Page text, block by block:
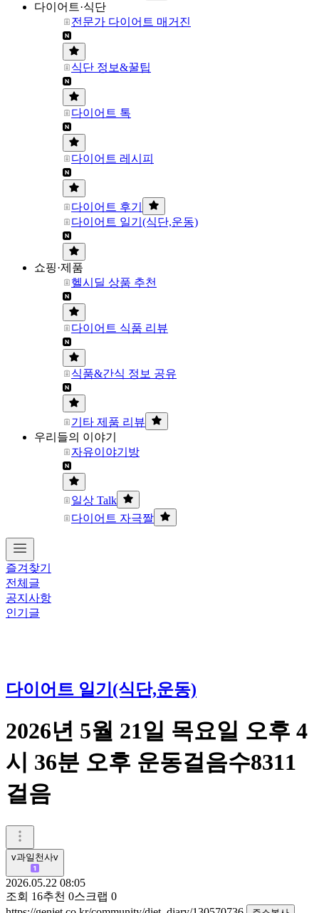
다이어트·식단
전문가 다이어트 매거진
식단 정보&꿀팁
다이어트 톡
다이어트 레시피
다이어트 후기
다이어트 일기(식단,운동)
쇼핑·제품
헬시딜 상품 추천
다이어트 식품 리뷰
식품&간식 정보 공유
기타 제품 리뷰
우리들의 이야기
자유이야기방
일상 Talk
다이어트 자극짤
즐겨찾기
전체글
공지사항
인기글
다이어트 일기(식단,운동)
2026년 5월 21일 목요일 오후 4
시 36분 오후 운동걸음수8311
걸음
v과일천사v
2026.05.22 08:05
조회 16추천 0스크랩 0